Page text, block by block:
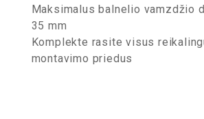
Maksimalus balnelio vamzdžio
35 mm
Komplekte rasite visus
montavimo priedus